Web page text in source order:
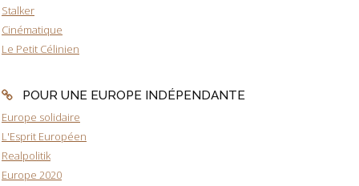
Stalker
Cinématique
Le Petit Célinien
POUR UNE EUROPE INDÉPENDANTE
Europe solidaire
L'Esprit Européen
Realpolitik
Europe 2020